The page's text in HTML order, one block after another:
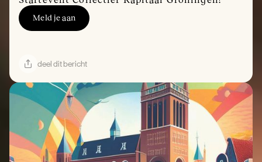
Meld je aan
deel dit bericht